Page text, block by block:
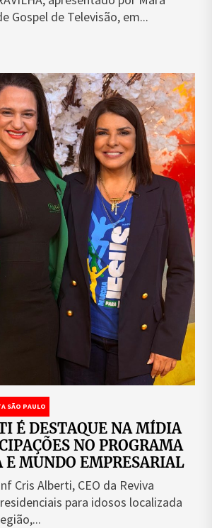
Gospel de Televisão, em...
SÃO PAULO
É DESTAQUE NA MÍDIA
NO PROGRAMA
MUNDO EMPRESARIAL
Cris Alberti, CEO da Reviva
para idosos localizada